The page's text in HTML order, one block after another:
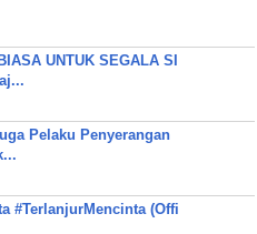
UNTUK SEGALA SI
Pelaku Penyerangan
#TerlanjurMencinta (Offi